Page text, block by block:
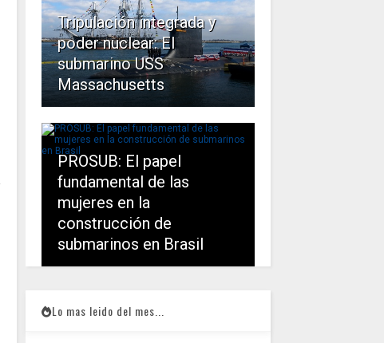
Tripulación integrada y
poder nuclear: El
submarino USS
Massachusetts
PROSUB: El papel
fundamental de las
mujeres en la
construcción de
submarinos en Brasil
Lo mas leido del mes...